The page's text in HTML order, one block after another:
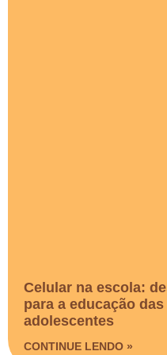
Celular na escola:
para a educação
adolescentes
CONTINUE LENDO »